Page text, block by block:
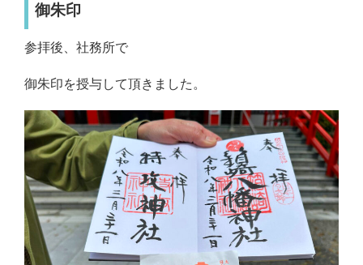
御朱印
参拝後、社務所で
御朱印を授与して頂きました。